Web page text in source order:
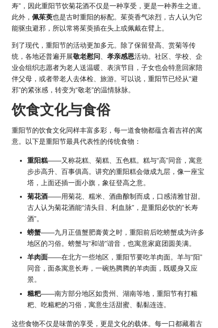
寿”，因此重阳节饮菊花酒不仅是一种享受，更是一种养生之道。
此外， 佩茱萸也是古时重阳的标配。茱萸香气浓烈，古人认为它
能驱虫避邪，所以常将茱萸插在头上或佩戴在臂上。
到了现代，重阳节的活动更加多元。除了保留登高、赏菊等传
统，各地还普遍开展敬老慰问 孝亲感恩活动。社区、学校、企
业会组织志愿者为老人送温暖、表演节目，子女也会特意回家陪
伴父母，或者带老人去体检、旅游。可以说，重阳节已经从“避
邪”的紧张感，转变为“敬老”的温情脉脉。
饮食文化与食俗
重阳节的饮食文化同样丰富多彩，每一道食物都蕴含着吉祥的寓
意。以下是重阳节最具代表性的传统食物：
重阳糕——又称花糕、菊糕、五色糕。糕与“高”同音，寓意
步步高升、百事俱高。讲究的重阳糕会做成九层，像一座宝
塔，上面还插一面小旗，象征登高之意。
菊花酒——用菊花、糯米、酒曲酿制而成，口感清雅甘甜。
古人认为菊花酒能“清头目、利血脉”，是重阳必饮的“长寿
酒”。
螃蟹——九月正值蟹肥膏黄之时，重阳前后吃螃蟹成为许多
地区的习俗。螃蟹与“和谐”谐音，也寓意家庭团圆美满。
羊肉面——在北方一些地区，重阳节要吃羊肉面。羊与“阳”
同音，面条寓意长寿，一碗热腾腾的羊肉面，既暖身又应
景。
糍粑——南方部分地区如贵州、湖南等地，重阳节有打糍
粑、吃糍粑的习俗，寓意生活甜蜜、黏黏连连。
这些食物不仅是味蕾的享受，更是文化的载体。每一口都藏着古